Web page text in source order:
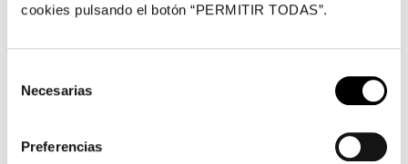
cookies pulsando el botón “PERMITIR TODAS”.
Necesarias
Preferencias
planas y con una textura mate que aportaba
el propio artista, comenzó a volverse más denso y
que facilitaba su aplicación con grandes gestos